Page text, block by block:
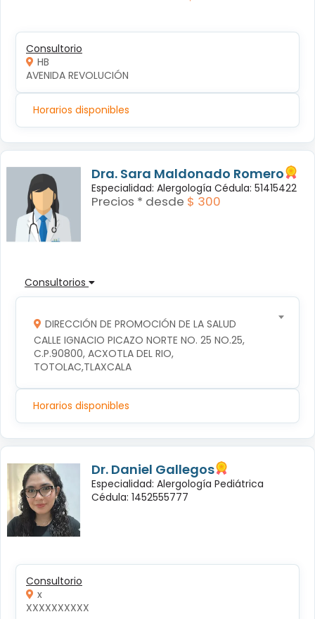
Consultorio
HB
AVENIDA REVOLUCIÓN
Horarios disponibles
Dra. Sara Maldonado Romero
Especialidad: Alergología Cédula: 51415422
Precios * desde $ 300
Consultorios
DIRECCIÓN DE PROMOCIÓN DE LA SALUD
CALLE IGNACIO PICAZO NORTE NO. 25 NO.25,
C.P.90800, ACXOTLA DEL RIO,
TOTOLAC,TLAXCALA
Horarios disponibles
Dr. Daniel Gallegos
Especialidad: Alergología Pediátrica
Cédula: 1452555777
Consultorio
x
XXXXXXXXXX